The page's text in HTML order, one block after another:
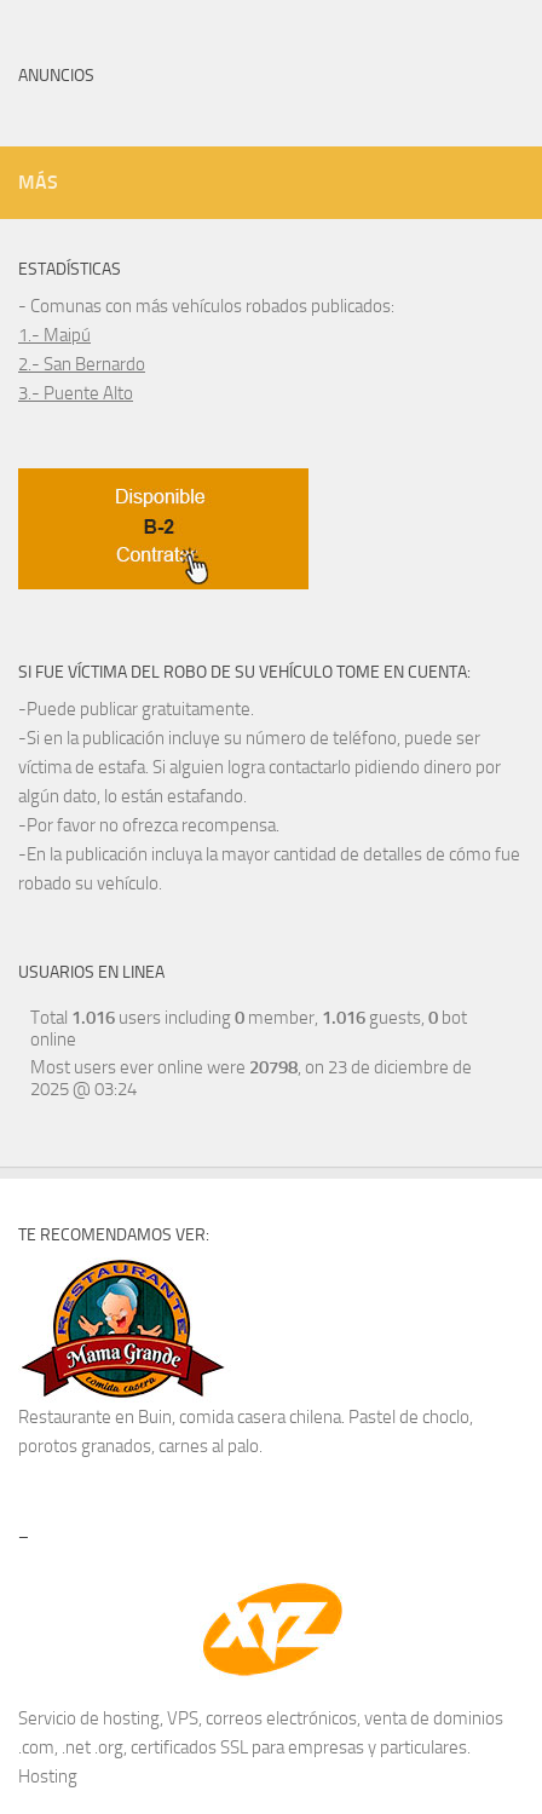
ANUNCIOS
MÁS
ESTADÍSTICAS
- Comunas con más vehículos robados publicados:
1.- Maipú
2.- San Bernardo
3.- Puente Alto
SI FUE VÍCTIMA DEL ROBO DE SU VEHÍCULO TOME EN CUENTA:
-Puede publicar gratuitamente.
-Si en la publicación incluye su número de teléfono, puede ser
víctima de estafa. Si alguien logra contactarlo pidiendo dinero por
algún dato, lo están estafando.
-Por favor no ofrezca recompensa.
-En la publicación incluya la mayor cantidad de detalles de cómo fue
robado su vehículo.
USUARIOS EN LINEA
Total 1.016 users including0 member, 1.016 guests, 0 bot
online
Most users ever online were 20798, on 23 de diciembre de
2025 @ 03:24
TE RECOMENDAMOS VER:
Restaurante en Buin, comida casera chilena. Pastel de choclo,
porotos granados, carnes al palo.
–
Servicio de hosting, VPS, correos electrónicos, venta de dominios
.com, .net .org, certificados SSL para empresas y particulares.
Hosting